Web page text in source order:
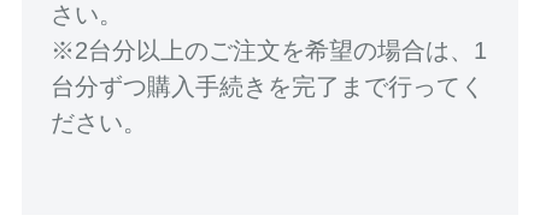
さい。
※2台分以上のご注文を希望の場合は、1
台分ずつ購入手続きを完了まで行ってく
ださい。